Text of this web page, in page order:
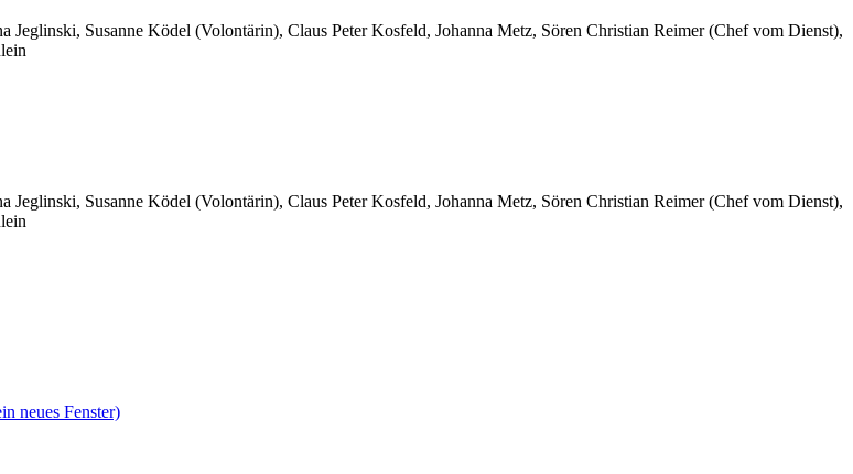
Jeglinski, Susanne Ködel (Volontärin), Claus Peter Kosfeld, Johanna Metz, Sören Christian Reimer (Chef vom Dienst),
Jeglinski, Susanne Ködel (Volontärin), Claus Peter Kosfeld, Johanna Metz, Sören Christian Reimer (Chef vom Dienst),
neues Fenster)